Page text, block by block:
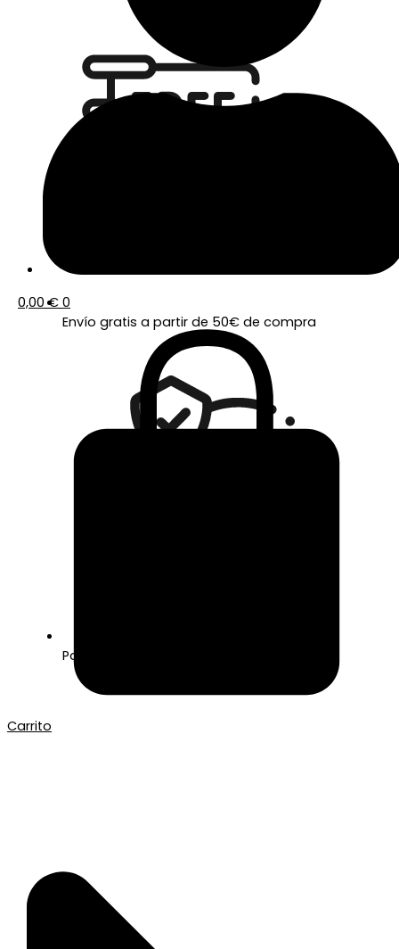
0,00€ 0
Carrito
Envío gratis a partir de 50€ de compra
Pago seguro con Tarjeta o Bizum